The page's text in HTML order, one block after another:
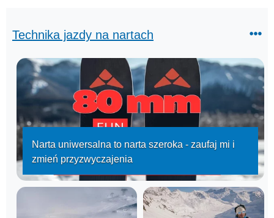
Technika jazdy na nartach
Narta uniwersalna to narta szeroka - zaufaj mi i
zmień przyzwyczajenia